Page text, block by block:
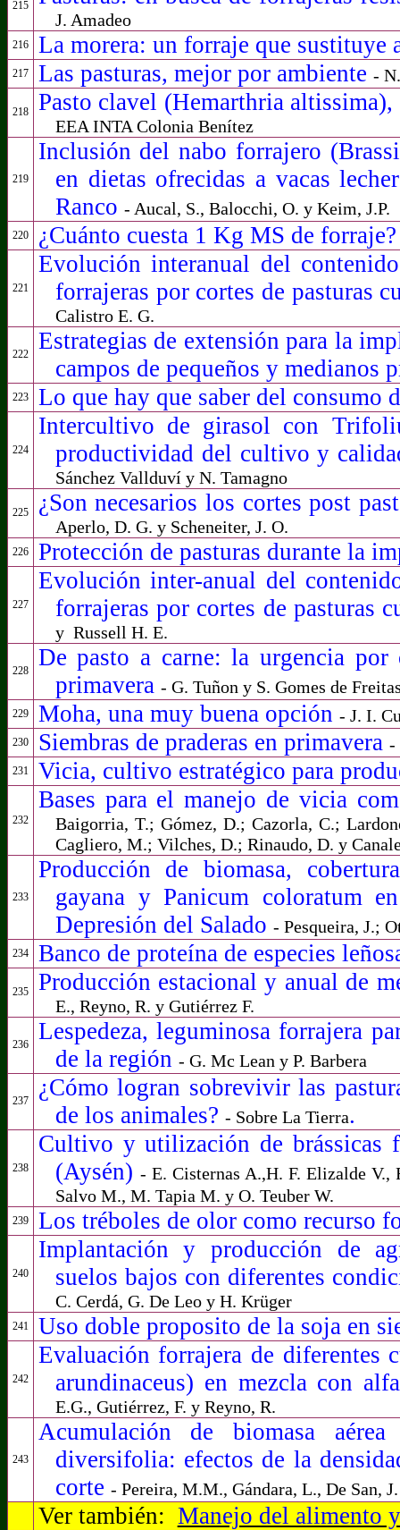
215
J. Amadeo
216 La morera: un forraje que sustituye
217 Las pasturas, mejor por ambiente -
218 Pasto clavel (Hemarthria
EEA INTA Colonia Benítez
219
Inclusión del nabo forrajero
en dietas ofrecidas a vacas
Ranco - Aucal, S., Balocchi, O. y Keim, J.P.
220 ¿Cuánto cuesta 1 Kg MS de
221
Evolución interanual del
forrajeras por cortes de pasturas
Calistro E. G.
222
Estrategias de extensión para la
campos de pequeños y medianos
223 Lo que hay que saber del consumo
224
Intercultivo de girasol con
productividad del cultivo y
Sánchez Vallduví y N. Tamagno
225 ¿Son necesarios los cortes post
Aperlo, D. G. y Scheneiter, J. O.
226 Protección de pasturas durante la
227
Evolución inter-anual del
forrajeras por cortes de pasturas
y Russell H. E.
228
De pasto a carne: la urgencia
primavera - G. Tuñon y S. Gomes de
229 Moha, una muy buena opción - J. I.
230 Siembras de praderas en primavera -
231 Vicia, cultivo estratégico para
232
Bases para el manejo de vicia
Baigorria, T.; Gómez, D.; Cazorla, C.;
Cagliero, M.; Vilches, D.; Rinaudo, D. y
233
Producción de biomasa,
gayana y Panicum coloratum
Depresión del Salado - Pesqueira, J.;
234 Banco de proteína de especies
235 Producción estacional y anual de
E., Reyno, R. y Gutiérrez F.
236
Lespedeza, leguminosa forrajera
de la región - G. Mc Lean y P. Barbera
237
¿Cómo logran sobrevivir las
de los animales? - Sobre La Tierra.
238
Cultivo y utilización de brássicas
(Aysén) - E. Cisternas A.,H. F. Elizalde V.,
Salvo M., M. Tapia M. y O. Teuber W.
239 Los tréboles de olor como recurso
240
Implantación y producción de
suelos bajos con diferentes
C. Cerdá, G. De Leo y H. Krüger
241 Uso doble proposito de la soja en
242
Evaluación forrajera de diferentes
arundinaceus) en mezcla con
E.G., Gutiérrez, F. y Reyno, R.
243
Acumulación de biomasa
diversifolia: efectos de la
corte - Pereira, M.M., Gándara, L., De San,
Ver también: Manejo del alimento